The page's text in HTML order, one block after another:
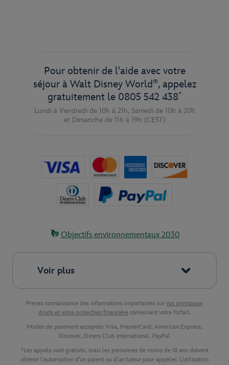
Pour obtenir de l'aide avec votre
séjour à Walt Disney World ®, appelez
gratuitement le 0805 542 438*
Lundi à Vendredi de 10h à 21h, Samedi de 10h à 20h
et Dimanche de 11h à 19h (CEST)
Objectifs environnementaux 2030
Voir plus
Prenez connaissance des informations importantes sur vos principaux
droits et votre protection financière concernant votre forfait.
Modes de paiement acceptés: Visa, MasterCard, American Express,
Discover, Diners Club International, PayPal
*Les appels sont gratuits, mais les personnes de moins de 18 ans doivent
obtenir l’autorisation d’un parent ou d’un tuteur pour appeler. L’utilisation